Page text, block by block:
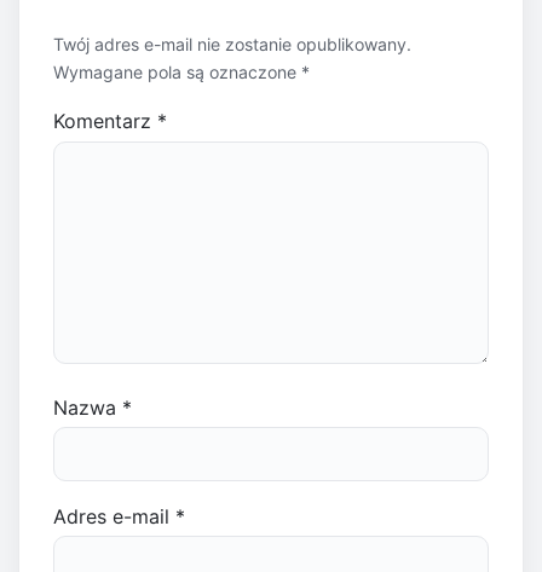
Twój adres e-mail nie zostanie opublikowany.
Wymagane pola są oznaczone *
Komentarz *
Nazwa *
Adres e-mail *